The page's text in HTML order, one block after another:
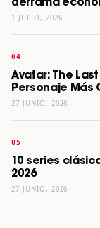
derrama
1 JULIO, 2026
Avatar: The
Personaje Más
27 JUNIO, 2026
10 series
2026
27 JUNIO, 2026